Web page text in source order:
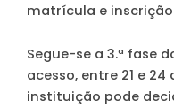
matrícula e
Segue-se a 3.ª fase
acesso, entre 21 e
instituição pode